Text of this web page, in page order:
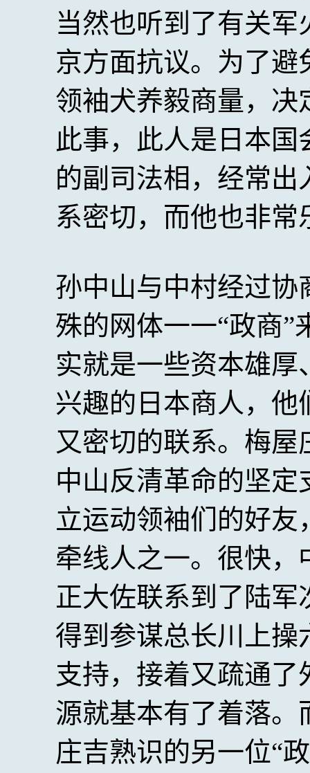
当然也听到了有关
京方面抗议。为了
领袖犬养毅商量，
此事，此人是日本
的副司法相，经常
系密切，而他也非
孙中山与中村经过
殊的网体一一“政商”
实就是一些资本雄
兴趣的日本商人，
又密切的联系。梅
中山反清革命的坚
立运动领袖们的好
牵线人之一。很快
正大佐联系到了陆
得到参谋总长川上
支持，接着又疏通
源就基本有了着落
庄吉熟识的另一位“